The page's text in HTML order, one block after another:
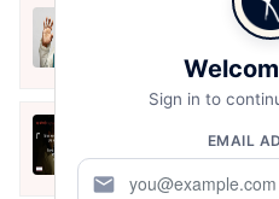
मैं शून्य पे सवार हूँ
Jun 16, 2020
अंतिम ऊँचाई - कुँवर
Stay Safe |
Sign in to
EMAIL
mail